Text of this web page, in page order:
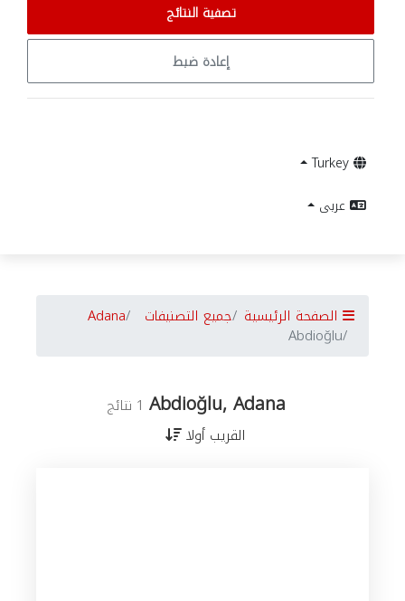
تصفية النتائج
إعادة ضبط
Turkey
عربى
الصفحة الرئيسية جميع التصنيفات Adana
Abdioğlu
Abdioğlu, Adana 1 نتائج
القريب أولا